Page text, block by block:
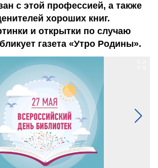
с этой профессией, а также
хороших книг.
и открытки по случаю
газета «Утро Родины».